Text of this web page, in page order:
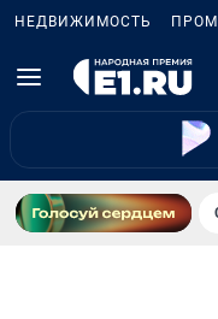
НЕДВИЖИМОСТЬ